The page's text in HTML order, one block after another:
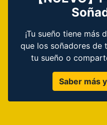
¡Tu sueño tiene más
que los soñadores de
tu sueño o
Saber más